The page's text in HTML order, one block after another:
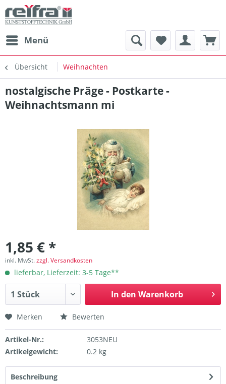
Menü
Übersicht Weihnachten
nostalgische Präge - Postkarte -
Weihnachtsmann mi
1,85 € *
inkl. MwSt.zzgl. Versandkosten
lieferbar, Lieferzeit: 3-5 Tage**
In den Warenkorb
Merken Bewerten
Artikel-Nr.:
3053NEU
Artikelgewicht:
0.2 kg
Beschreibung